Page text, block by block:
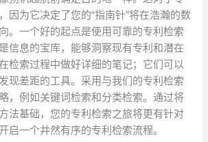
因为它决定了您的“指南针”将在浩瀚的数
。一个好的起点是使用可靠的专利检索
信息的宝库，能够洞察现有专利和潜在
检索过程中做好详细的笔记；它们可以
现差距的工具。采用与我们的专利检索
，例如关键词检索和分类检索。通过将
法基础，您的专利检索之旅将更有针对
启一个井然有序的专利检索流程。